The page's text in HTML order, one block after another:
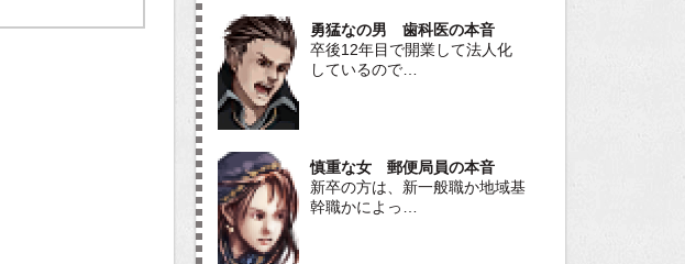
勇猛なの男 歯科医の本音
卒後12年目で開業して法人化
しているので…
慎重な女 郵便局員の本音
新卒の方は、新一般職か地域基
幹職かによっ…